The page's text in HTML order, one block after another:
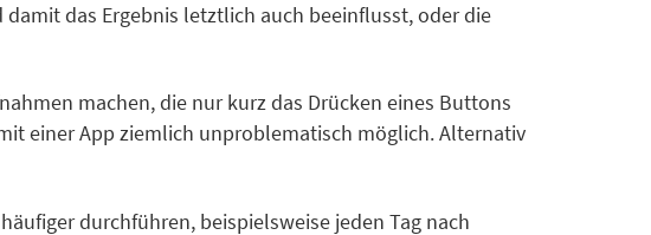
das Ergebnis letztlich auch beeinflusst, oder die
machen, die nur kurz das Drücken eines Buttons
einer App ziemlich unproblematisch möglich. Alternativ
durchführen, beispielsweise jeden Tag nach